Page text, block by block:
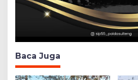
Baca Juga